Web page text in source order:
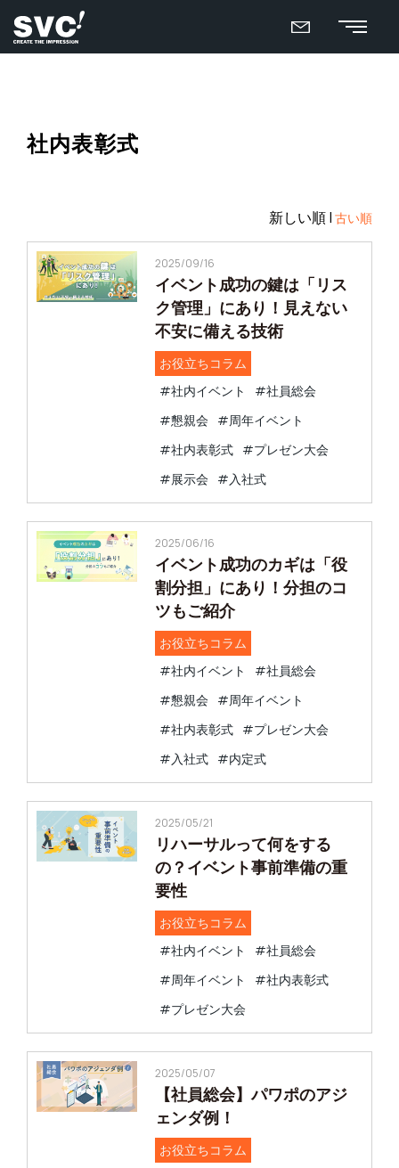
社内表彰式
新しい順 | 古い順
2025/09/16
イベント成功の鍵は「リス
ク管理」にあり！見えない
不安に備える技術
お役立ちコラム
#社内イベント
#社員総会
#懇親会 #周年イベント
#社内表彰式 #プレゼン大会
#展示会 #入社式
2025/06/16
イベント成功のカギは「役
割分担」にあり！分担のコ
ツもご紹介
お役立ちコラム
#社内イベント
#社員総会
#懇親会 #周年イベント
#社内表彰式 #プレゼン大会
#入社式 #内定式
2025/05/21
リハーサルって何をする
の？イベント事前準備の重
要性
お役立ちコラム
#社内イベント
#社員総会
#周年イベント
#社内表彰式
#プレゼン大会
2025/05/07
【社員総会】パワポのアジ
ェンダ例！
お役立ちコラム